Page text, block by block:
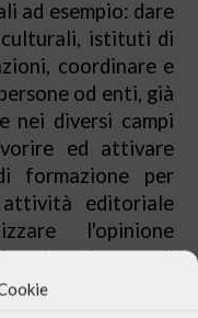
ad esempio: dare
culturali, istituti di
coordinare e
od enti, già
nei diversi campi
ed attivare
formazione per
editoriale
l'opinione
educativa e di
convegni e